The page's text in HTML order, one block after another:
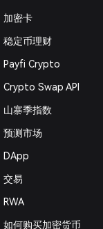
加密卡
稳定币理财
Payfi Crypto
Crypto Swap API
山寨季指数
预测市场
DApp
交易
RWA
如何购买加密货币